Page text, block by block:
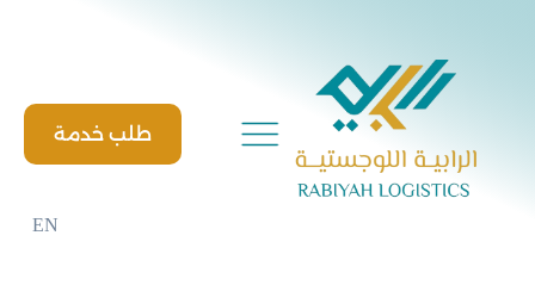
content
طلب خدمة
EN